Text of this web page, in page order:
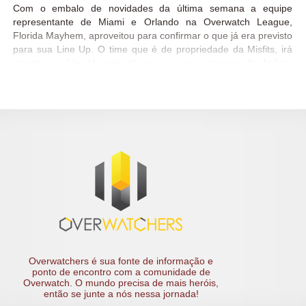
Com o embalo de novidades da última semana a equipe
representante de Miami e Orlando na Overwatch League,
Florida Mayhem, aproveitou para confirmar o que já era previsto
para sua Line Up. O time que é de propriedade da Misfits, irá
Overwatchers é sua fonte de informação e
ponto de encontro com a comunidade de
Overwatch. O mundo precisa de mais heróis,
então se junte a nós nessa jornada!